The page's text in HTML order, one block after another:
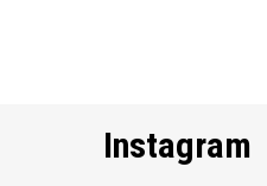
Instagram